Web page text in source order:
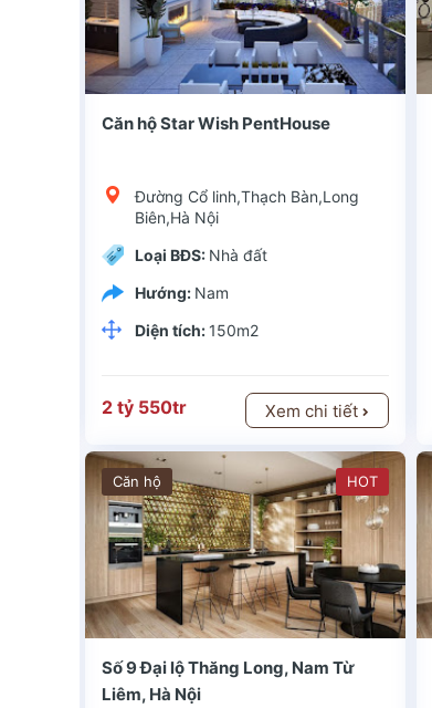
Căn hộ Star Wish PentHouse
Đường Cổ linh,Thạch Bàn,Long
Biên,Hà Nội
Loại BĐS: Nhà đất
Hướng: Nam
Diện tích: 150m2
2 tỷ 550tr Xem chi tiết
Căn hộ HOT
Số 9 Đại lộ Thăng Long, Nam Từ
Liêm, Hà Nội